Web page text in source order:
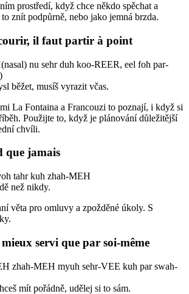
prostředí, když chce někdo spěchat a
znít podpůrně, nebo jako jemná brzda.
il faut partir à point
nu sehr duh koo-REER, eel foh par-
běžet, musíš vyrazit včas.
La Fontaina a Francouzi to poznají, i když si
Použijte to, když je plánování důležitější
chvíli.
que jamais
tahr kuh zhah-MEH
než nikdy.
věta pro omluvy a zpožděné úkoly. S
servi que par soi-même
zhah-MEH myuh sehr-VEE kuh par swah-
mít pořádně, udělej si to sám.